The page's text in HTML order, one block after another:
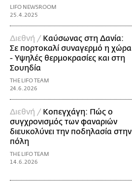
LIFO NEWSROOM
25.4.2025
Διεθνή / Καύσωνας στη Δανία:
Σε πορτοκαλί συναγερμό η χώρα
- Υψηλές θερμοκρασίες και στη
Σουηδία
THE LIFO TEAM
24.6.2026
Διεθνή / Κοπεγχάγη: Πώς ο
συγχρονισμός των φαναριών
διευκολύνει την ποδηλασία στην
πόλη
THE LIFO TEAM
14.6.2026